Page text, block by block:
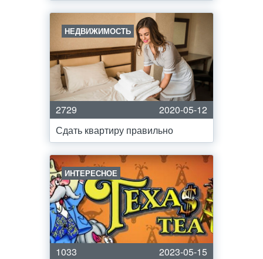
НЕДВИЖИМОСТЬ
2729
2020-05-12
Сдать квартиру правильно
ИНТЕРЕСНОЕ
1033
2023-05-15